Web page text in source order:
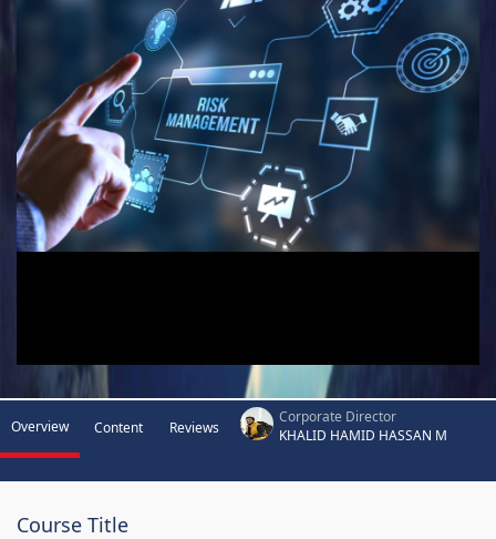
Overview Content Reviews
Corporate Director
KHALID HAMID HASSAN M
Course Title